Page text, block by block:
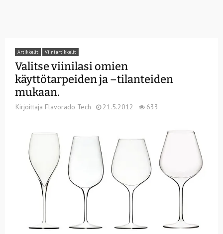
Artikkelit Viiniartikkelit
Valitse viinilasi omien
käyttötarpeiden ja –tilanteiden
mukaan.
Kirjoittaja Flavorado Tech 21.5.2012 633